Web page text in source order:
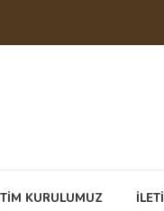
KURULUMUZ